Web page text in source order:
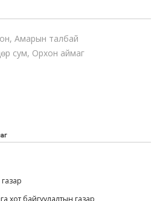
Амарын талбай
сум, Орхон аймаг